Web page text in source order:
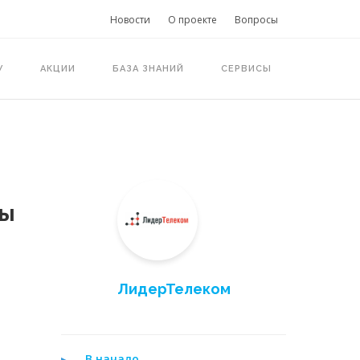
Новости О проекте Вопросы
АКЦИИ БАЗА ЗНАНИЙ СЕРВИСЫ
ЛидерТелеком